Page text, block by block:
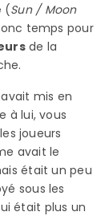
(Sun / Moon
temps pour
de la
mis en
à lui, vous
joueurs
avait le
était un peu
sous les
était plus un